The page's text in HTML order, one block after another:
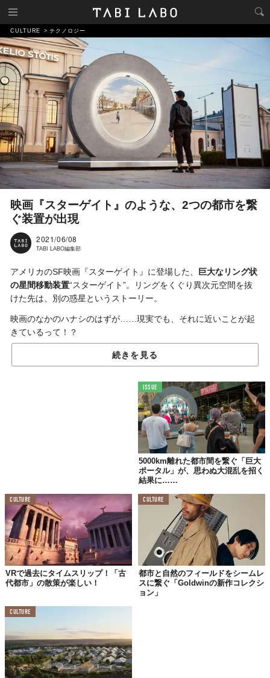
CULTURE テクノロジー
映画『スターゲイト』のような、2つの都市を繋
ぐ装置が出現
2021/06/08
TABI LABO編集部
アメリカのSF映画『スターゲイト』に登場した、
巨大なリング状
の星間移動装置“スターゲイト”。リングをくぐり異次元空間を抜
けた先は、別の惑星というストーリー。
映画のなかのハナシのはずが……現実でも、それに近いことが起
きているって！？
続きを見る
ISSUE
5000km離れた都市間を繋ぐ「巨大
ポータル」が、思わぬ大混乱を招く
結果に……
CULTURE
VRで過去にタイムスリップ！「古
代都市」の散策が楽しい！
CULTURE
都市と自然のフィールドをシームレ
スに繋ぐ「Goldwinの新作コレクシ
ョン」
CULTURE